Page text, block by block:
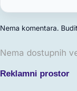
Nema komentara.
Nema dostupnih
Reklamni prostor